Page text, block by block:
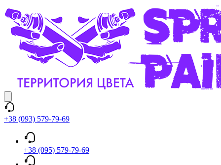
+38 (093) 579-79-69
+38 (095) 579-79-69